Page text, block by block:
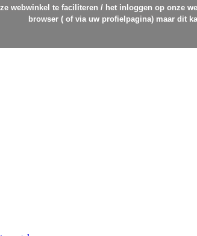
webwinkel te faciliteren / het inloggen op onze
browser ( of via uw profielpagina) maar dit